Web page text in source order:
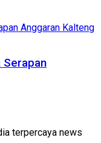
Serapan
terpercaya news